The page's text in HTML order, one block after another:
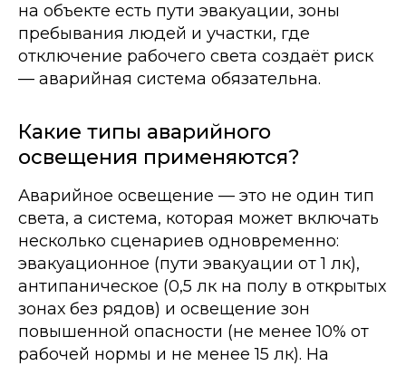
на объекте есть пути эвакуации, зоны
пребывания людей и участки, где
отключение рабочего света создаёт риск
— аварийная система обязательна.
Какие типы аварийного
освещения применяются?
Аварийное освещение — это не один тип
света, а система, которая может включать
несколько сценариев одновременно:
эвакуационное (пути эвакуации от 1 лк),
антипаническое (0,5 лк на полу в открытых
зонах без рядов) и освещение зон
повышенной опасности (не менее 10% от
рабочей нормы и не менее 15 лк). На